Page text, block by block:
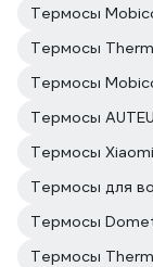
Термосы
Термосы
Термосы
Термосы
Термосы
Термосы для
Термосы
Термосы